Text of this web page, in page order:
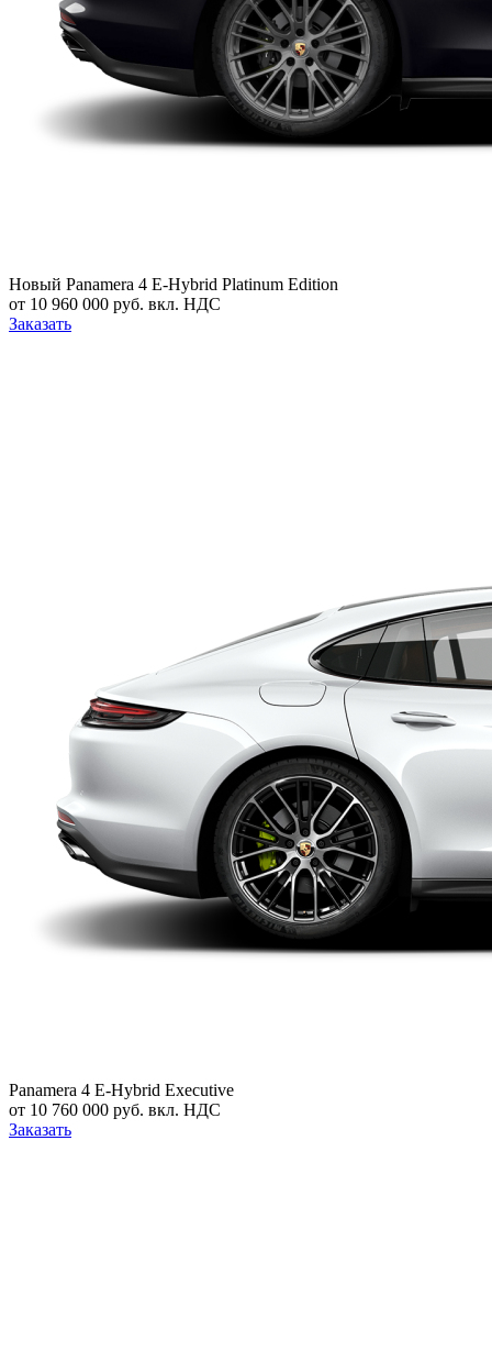
Новый Panamera 4 E-Hybrid Platinum Edition
от 10 960 000 руб. вкл. НДС
Заказать
Panamera 4 E-Hybrid Executive
от 10 760 000 руб. вкл. НДС
Заказать